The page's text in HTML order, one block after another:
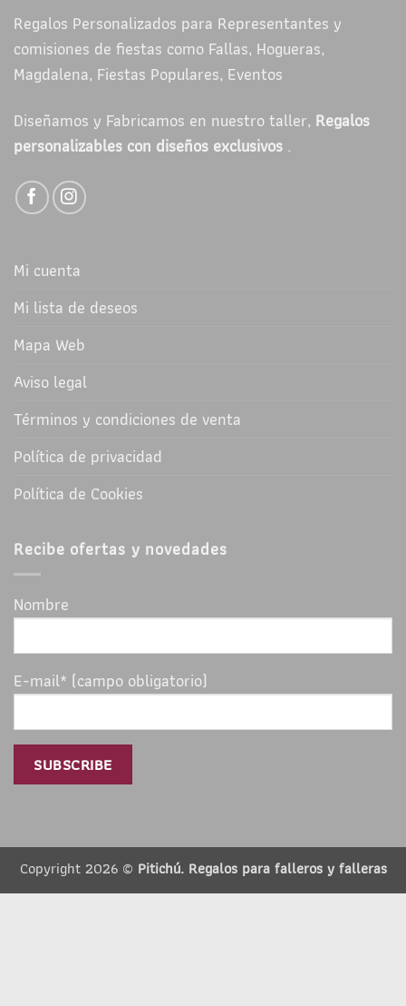
Regalos Personalizados para Representantes y
comisiones de fiestas como Fallas, Hogueras,
Magdalena, Fiestas Populares, Eventos
Diseñamos y Fabricamos en nuestro taller, Regalos
personalizables con diseños exclusivos .
Mi cuenta
Mi lista de deseos
Mapa Web
Aviso legal
Términos y condiciones de venta
Política de privacidad
Política de Cookies
Recibe ofertas y novedades
Nombre
E-mail* (campo obligatorio)
Copyright 2026 © Pitichú. Regalos para falleros y falleras